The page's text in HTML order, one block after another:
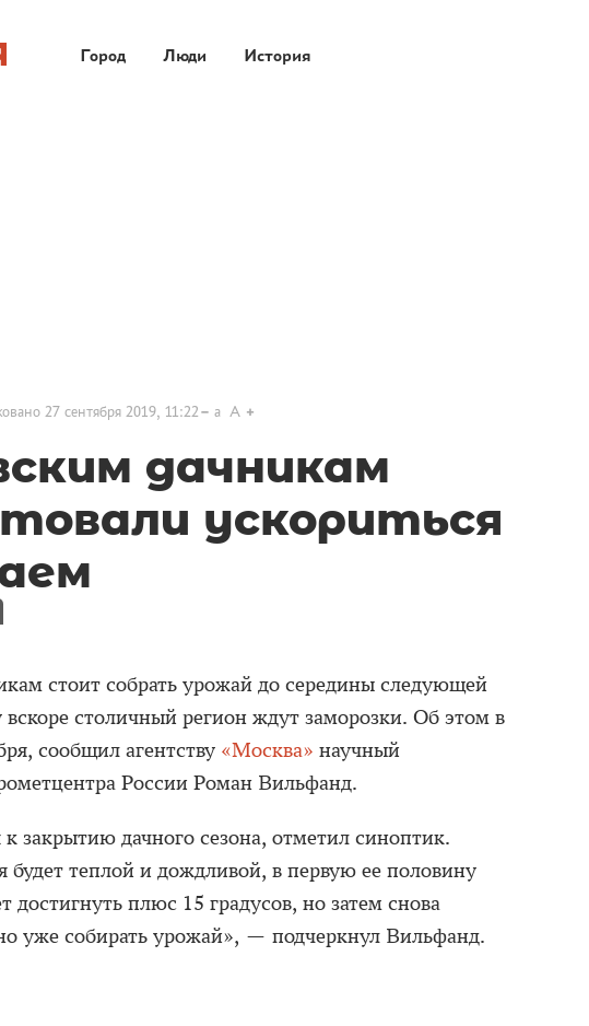
Город Люди История
27 сентября 2019, 11:22 a A
дачникам
ускориться
стоит собрать урожай до середины следующей
вскоре столичный регион ждут заморозки. Об этом в
сообщил агентству «Москва» научный
России Роман Вильфанд.
закрытию дачного сезона, отметил синоптик.
будет теплой и дождливой, в первую ее половину
достигнуть плюс 15 градусов, но затем снова
уже собирать урожай», — подчеркнул Вильфанд.